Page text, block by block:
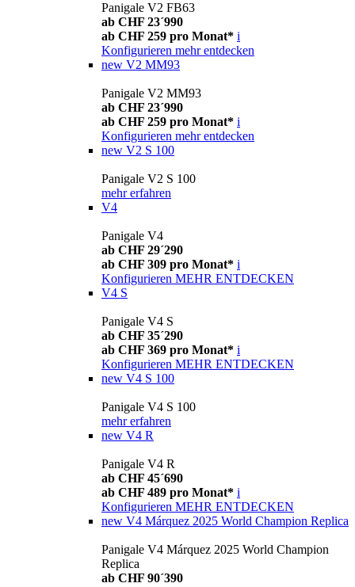
Panigale V2 FB63
ab CHF 23´990
ab CHF 259 pro Monat* i
Konfigurieren mehr entdecken
new V2 MM93
Panigale V2 MM93
ab CHF 23´990
ab CHF 259 pro Monat* i
Konfigurieren mehr entdecken
new V2 S 100
Panigale V2 S 100
mehr erfahren
V4
Panigale V4
ab CHF 29´290
ab CHF 309 pro Monat* i
Konfigurieren MEHR ENTDECKEN
V4 S
Panigale V4 S
ab CHF 35´290
ab CHF 369 pro Monat* i
Konfigurieren MEHR ENTDECKEN
new V4 S 100
Panigale V4 S 100
mehr erfahren
new V4 R
Panigale V4 R
ab CHF 45´690
ab CHF 489 pro Monat* i
Konfigurieren MEHR ENTDECKEN
new V4 Márquez 2025 World Champion Replica
Panigale V4 Márquez 2025 World Champion
Replica
ab CHF 90´390